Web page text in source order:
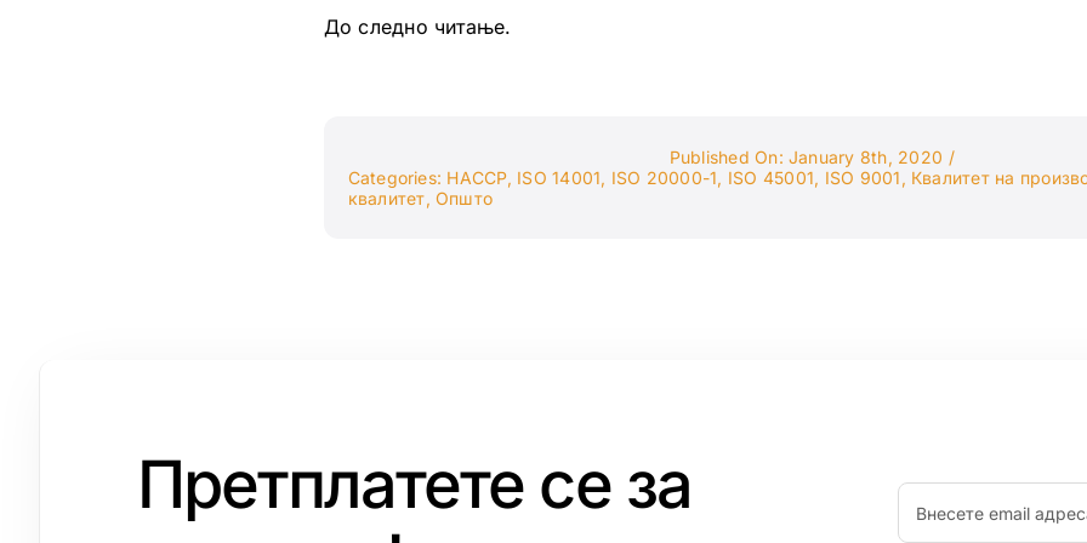
До следно читање.
Published On: January 8th, 2020 /
Categories: HACCP, ISO 14001, ISO 20000-1, ISO 45001, ISO 9001, Квалитет на
квалитет, Општо
Претплатете се за